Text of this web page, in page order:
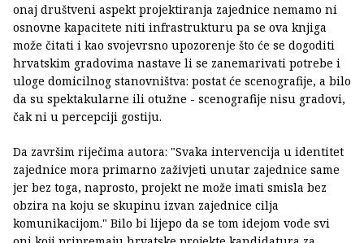
onaj društveni aspekt projektiranja zajednice nemamo ni
osnovne kapacitete niti infrastrukturu pa se ova knjiga
može čitati i kao svojevrsno upozorenje što će se dogoditi
hrvatskim gradovima nastave li se zanemarivati potrebe i
uloge domicilnog stanovništva: postat će scenografije, a bilo
da su spektakularne ili otužne - scenografije nisu gradovi,
čak ni u percepciji gostiju.
Da završim riječima autora: "Svaka intervencija u identitet
zajednice mora primarno zaživjeti unutar zajednice same
jer bez toga, naprosto, projekt ne može imati smisla bez
obzira na koju se skupinu izvan zajednice cilja
komunikacijom." Bilo bi lijepo da se tom idejom vode svi